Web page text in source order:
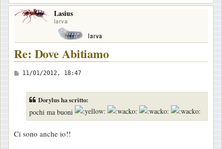
o
Lasius
larva
Re: Dove Abitiamo
M
g
11/01/2012, 18:47
Dorylus ha scritto:
pochi ma buoni
Ci sono anche io!!